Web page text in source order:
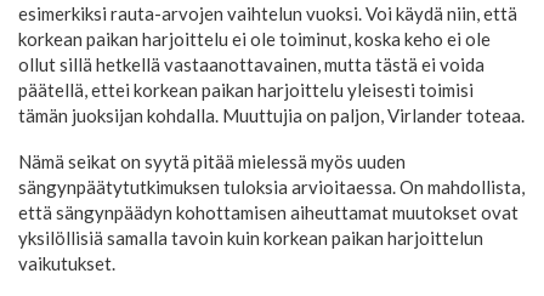
esimerkiksi rauta-arvojen vaihtelun vuoksi. Voi käydä niin, että
korkean paikan harjoittelu ei ole toiminut, koska keho ei ole
ollut sillä hetkellä vastaanottavainen, mutta tästä ei voida
päätellä, ettei korkean paikan harjoittelu yleisesti toimisi
tämän juoksijan kohdalla. Muuttujia on paljon, Virlander toteaa.
Nämä seikat on syytä pitää mielessä myös uuden
sängynpäätytutkimuksen tuloksia arvioitaessa. On mahdollista,
että sängynpäädyn kohottamisen aiheuttamat muutokset ovat
yksilöllisiä samalla tavoin kuin korkean paikan harjoittelun
vaikutukset.